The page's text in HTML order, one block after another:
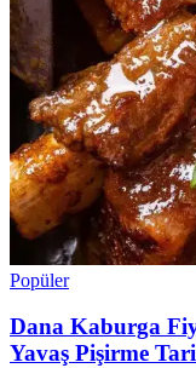
Popüler
Dana Kaburga
Yavaş Pişirme